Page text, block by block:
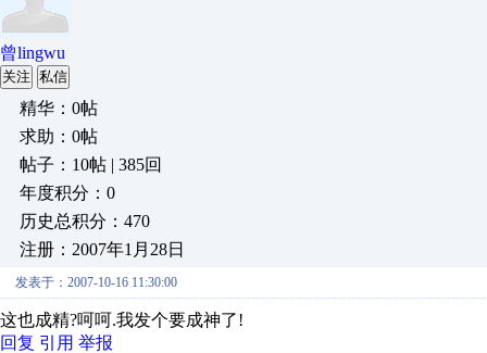
曾lingwu
关注 私信
精华：0帖
求助：0帖
帖子：10帖 | 385回
年度积分：0
历史总积分：470
注册：2007年1月28日
发表于：2007-10-16 11:30:00
这也成精?呵呵.我发个要成神了!
回复 引用 举报